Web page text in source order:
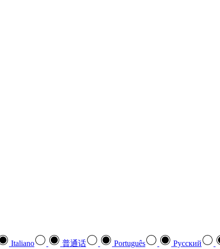
Italiano 普通话 Português Pусский